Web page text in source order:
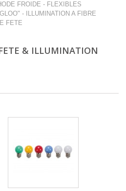
FROIDE - FLEXIBLES
- ILLUMINATION A FIBRE
FETE
& ILLUMINATION